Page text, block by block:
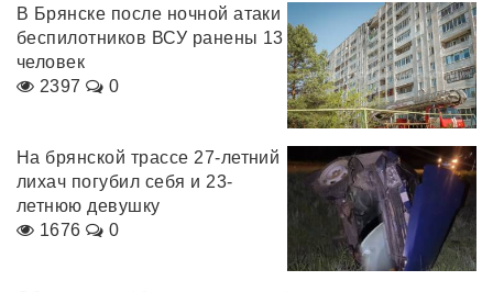
В Брянске после ночной атаки
беспилотников ВСУ ранены 13
человек
2397
0
На брянской трассе 27-летний
лихач погубил себя и 23-
летнюю девушку
1676
0